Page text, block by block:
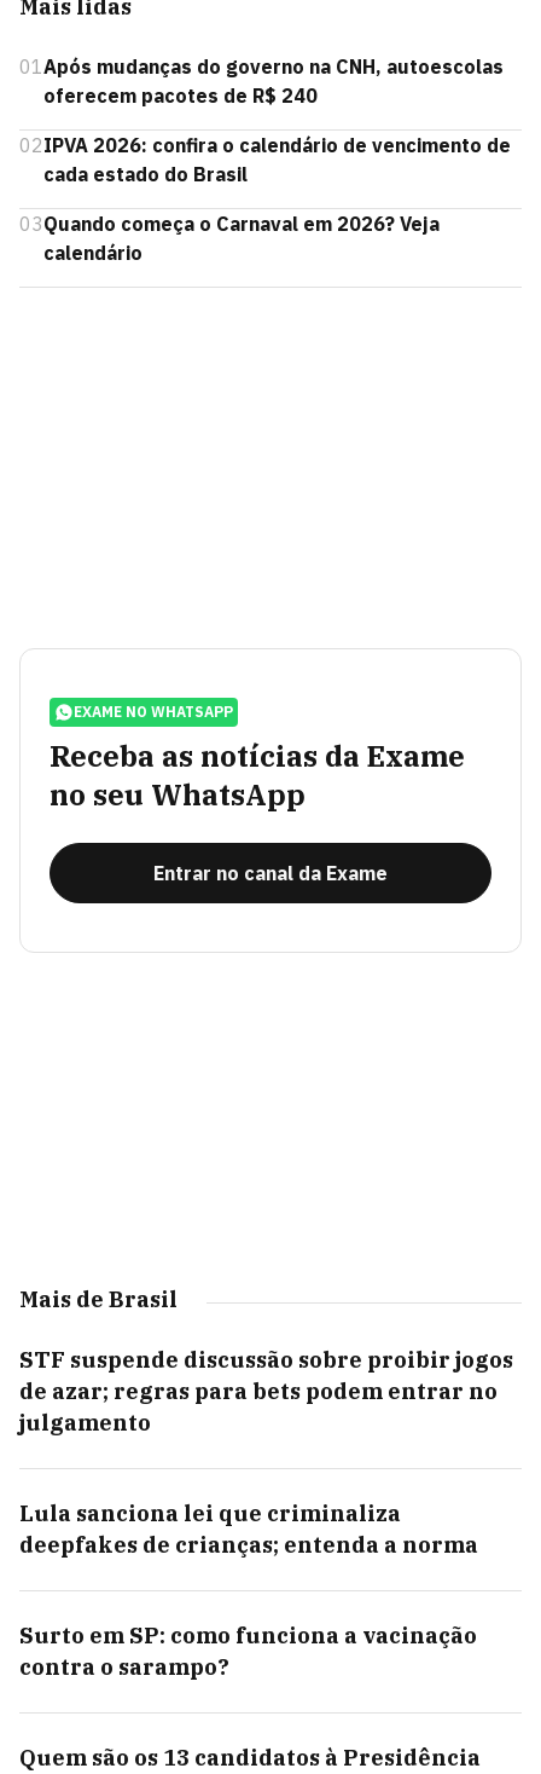
Mais lidas
01Após mudanças do governo na CNH, autoescolas
oferecem pacotes de R$ 240
02IPVA 2026: confira o calendário de vencimento de
cada estado do Brasil
03Quando começa o Carnaval em 2026? Veja
calendário
EXAME NO WHATSAPP
Receba as notícias da Exame
no seu WhatsApp
Entrar no canal da Exame
Mais de Brasil
STF suspende discussão sobre proibir jogos
de azar; regras para bets podem entrar no
julgamento
Lula sanciona lei que criminaliza
deepfakes de crianças; entenda a norma
Surto em SP: como funciona a vacinação
contra o sarampo?
Quem são os 13 candidatos à Presidência